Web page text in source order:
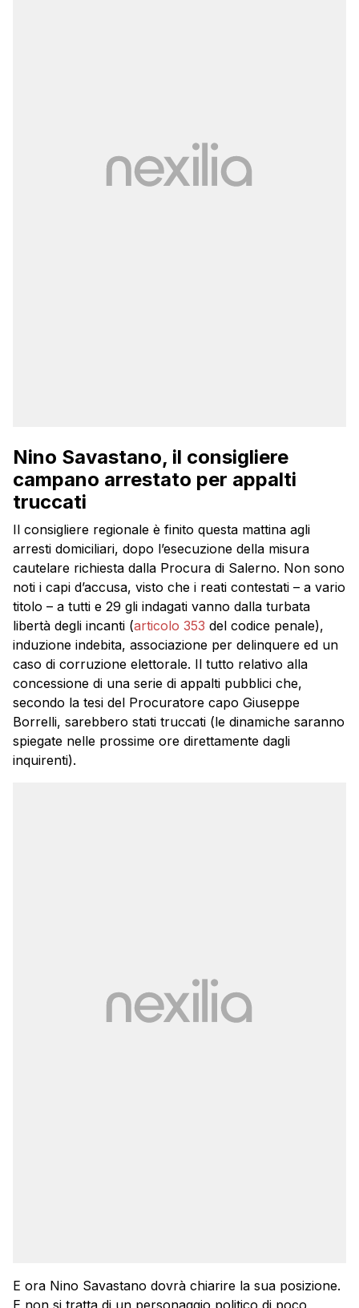
Nino Savastano, il consigliere
campano arrestato per appalti
truccati
Il consigliere regionale è finito questa mattina agli
arresti domiciliari, dopo l’esecuzione della misura
cautelare richiesta dalla Procura di Salerno. Non sono
noti i capi d’accusa, visto che i reati contestati – a vario
titolo – a tutti e 29 gli indagati vanno dalla turbata
libertà degli incanti (articolo 353 del codice penale),
induzione indebita, associazione per delinquere ed un
caso di corruzione elettorale. Il tutto relativo alla
concessione di una serie di appalti pubblici che,
secondo la tesi del Procuratore capo Giuseppe
Borrelli, sarebbero stati truccati (le dinamiche saranno
spiegate nelle prossime ore direttamente dagli
inquirenti).
E ora Nino Savastano dovrà chiarire la sua posizione.